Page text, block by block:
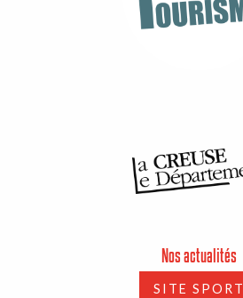
Nos actualités
SITE SPORT